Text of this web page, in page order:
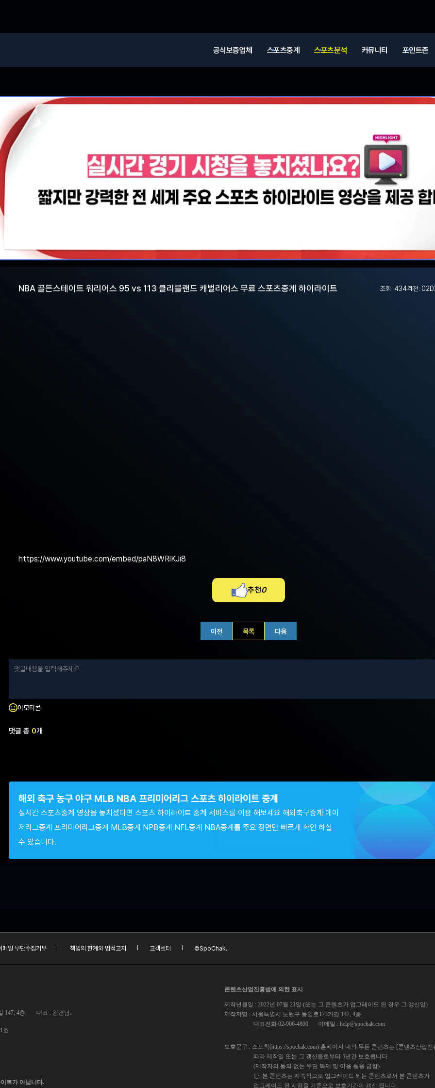
공식보증업체 스포츠중계 스포츠분석 커뮤니티 포인트존
NBA 골든스테이트 워리어스 95 vs 113 클리블랜드 캐벌리어스 무료 스포츠중계 하이라이트 조회: 434추천: 0
https://www.youtube.com/embed/paN8WRlKJi8
추천0
이전 목록 다음
이모티콘
댓글 총 0개
해외 축구 농구 야구 MLB NBA 프리미어리그 스포츠 하이라이트 중계
실시간 스포츠중계 영상을 놓치셨다면 스포츠 하이라이트 중계 서비스를 이용 해보세요 해외축구중계 메이
저리그중계 프리미어리그중계 MLB중계 NPB중계 NFL중계 NBA중계를 주요 장면만 빠르게 확인 하실
수 있습니다.
메일 무단수집거부 책임의 한계와 법적고지 고객센터 ©SpoChak.
147, 4층 대표 : 김건남.
호
트가 아닙니다.
콘텐츠산업진흥법에 의한 표시
제작년월일 : 2022년 07월 21일 (또는 그 콘텐츠가 업그레이드 된 경우 그 갱신일)
제작자명 : 서울특별시 노원구 동일로173가길 147, 4층
대표전화 02-906-4800
이메일 : help@spochak.com
보호문구 : 스포착(https://spochak.com) 홈페이지 내의 무든 콘텐츠는 [콘텐츠산업
따라 제작일 또는 그 갱신을로부터 5년간 보호됩니다.
(제작자의 동의 없는 무단 복제 및 이용 등을 금함)
단, 본 콘텐츠는 지속적으로 업그레이드 되는 콘텐츠로서 본 콘텐츠가
업그레이드 된 시점을 기준으로 보호기간이 갱신 됩니다.